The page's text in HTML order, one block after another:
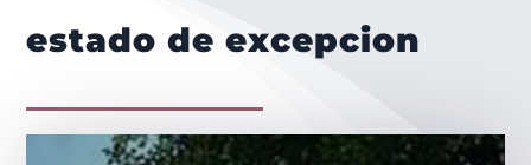
estado de excepcion